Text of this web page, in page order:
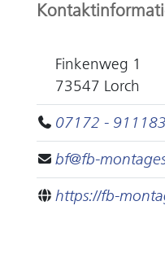
Finkenweg 1
73547 Lorch
07172 -
bf@fb-
https://fb-